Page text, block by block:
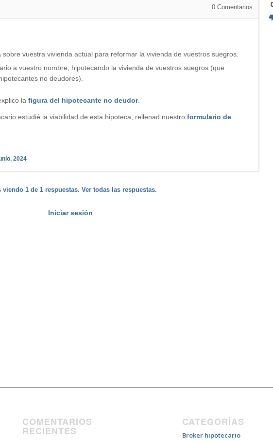
0 Comentarios
vuestra vivienda actual para reformar la vivienda de vuestros suegros.
a vuestro nombre, hipotecando la vivienda de vuestros suegros (que
no deudores).
la figura del hipotecante no deudor.
estudié la viabilidad de esta hipoteca, rellenad nuestro formulario de
2024
viendo 1 de 1 respuestas. Ver todas las respuestas.
Iniciar sesión
COMENTARIOS
RECIENTES
CATEGORÍAS
Broker hipotecario